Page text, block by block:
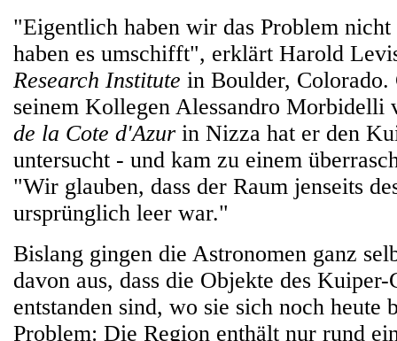
"Eigentlich haben wir das Problem
haben es umschifft", erklärt Harold
Research Institute in Boulder, Colorado.
seinem Kollegen Alessandro Morbidelli
de la Cote d'Azur in Nizza hat er den
untersucht - und kam zu einem
"Wir glauben, dass der Raum jenseits
ursprünglich leer war."
Bislang gingen die Astronomen ganz
davon aus, dass die Objekte des
entstanden sind, wo sie sich noch heute
Problem: Die Region enthält nur rund